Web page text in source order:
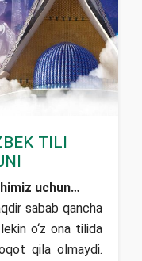
tili
uchun…
sabab qancha
o‘z ona tilida
qila olmaydi.